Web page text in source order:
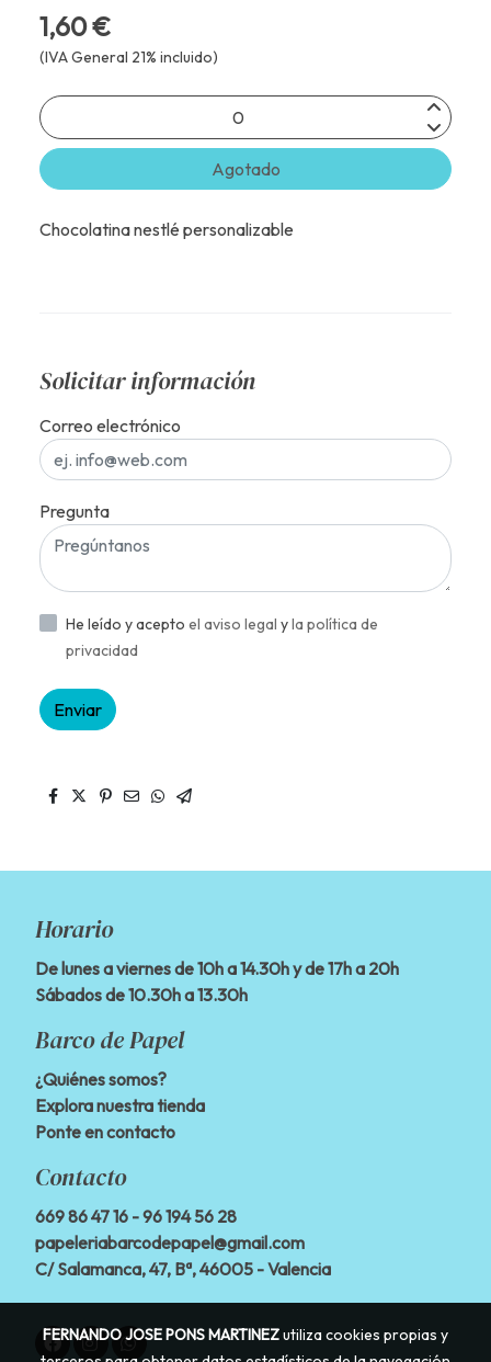
1,60 €
(IVA General 21% incluido)
Agotado
Chocolatina nestlé personalizable
Solicitar información
Correo electrónico
Pregunta
He leído y acepto el aviso legal yla política de
privacidad
Enviar
Horario
De lunes a viernes de 10h a 14.30h y de 17h a 20h
Sábados de 10.30h a 13.30h
Barco de Papel
¿Quiénes somos?
Explora nuestra tienda
Ponte en contacto
Contacto
669 86 47 16 - 96 194 56 28
papeleriabarcodepapel@gmail.com
C/ Salamanca, 47, Bª, 46005 - Valencia
FERNANDO JOSE PONS MARTINEZutiliza cookies propias y